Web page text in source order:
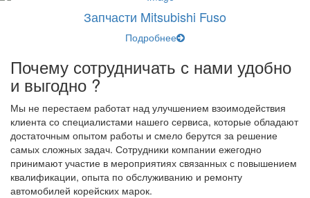
Запчасти Mitsubishi Fuso
Подробнее
Почему сотрудничать с нами удобно
и выгодно ?
Мы не перестаем работат над улучшением взоимодействия
клиента со специалистами нашего сервиса, которые обладают
достаточным опытом работы и смело берутся за решение
самых сложных задач. Сотрудники компании ежегодно
принимают участие в мероприятиях связанных с повышением
квалификации, опыта по обслуживанию и ремонту
автомобилей корейских марок.